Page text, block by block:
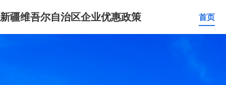
新疆维吾尔自治区企业优惠政策 首页